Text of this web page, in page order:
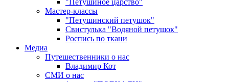
"Петушиное царство"
Мастер-классы
"Петушинский петушок"
Свистулька "Водяной петушок"
Роспись по ткани
Медиа
Путешественники о нас
Владимир Кот
СМИ о нас